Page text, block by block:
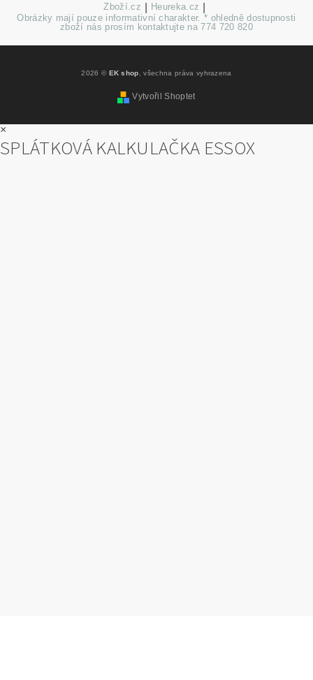
Zboží.cz Heureka.cz
Obrázky mají pouze informativní charakter. * ohledně dostupnosti
zboží nás prosím kontaktujte na 774 720 820
2026 © EK shop , všechna práva vyhrazena
Vytvořil Shoptet
×
SPLÁTKOVÁ KALKULAČKA ESSOX